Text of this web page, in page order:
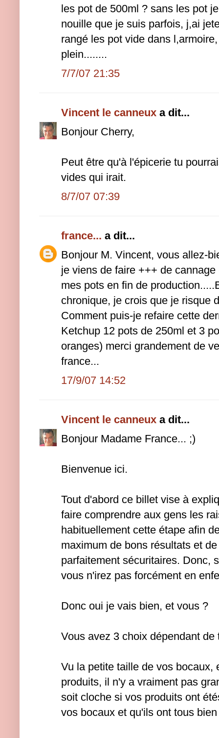
les pot de 500ml ? sans les pot
nouille que je suis parfois, j,ai
rangé les pot vide dans
plein........
7/7/07 21:35
Vincent le canneux a dit...
Bonjour Cherry,
Peut être qu'à l'épicerie tu
vides qui irait.
8/7/07 07:39
france... a dit...
Bonjour M. Vincent, vous allez-
je viens de faire +++ de
mes pots en fin de
chronique, je crois que je risque
Comment puis-je refaire cette
Ketchup 12 pots de 250ml et 3
oranges) merci grandement de
france...
17/9/07 14:52
Vincent le canneux a dit...
Bonjour Madame France... ;)
Bienvenue ici.
Tout d'abord ce billet vise à
faire comprendre aux gens les
habituellement cette étape afin
maximum de bons résultats et
parfaitement sécuritaires. Donc,
vous n'irez pas forcément en
Donc oui je vais bien, et vous ?
Vous avez 3 choix dépendant de
Vu la petite taille de vos bocaux,
produits, il n'y a vraiment pas
soit cloche si vos produits ont
vos bocaux et qu'ils ont tous